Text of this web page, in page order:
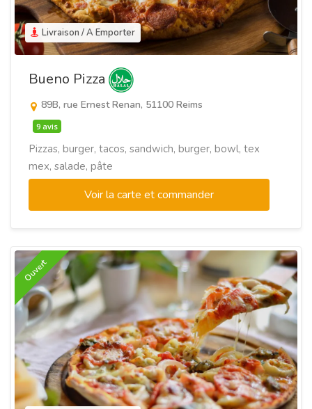
Livraison / A Emporter
Bueno Pizza
89B, rue Ernest Renan, 51100 Reims
9 avis
Pizzas, burger, tacos, sandwich, burger, bowl, tex
mex, salade, pâte
Voir la carte et commander
Ouvert